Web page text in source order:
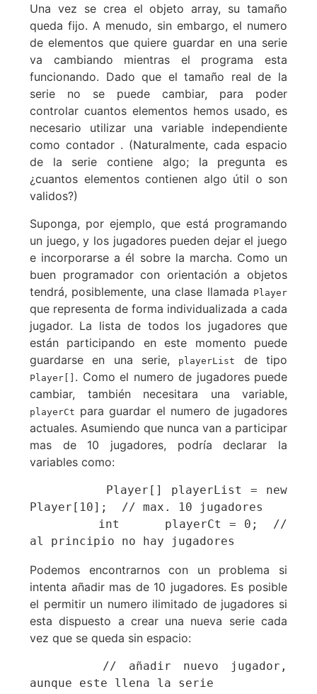
Una vez se crea el objeto array, su tamaño
queda fijo. A menudo, sin embargo, el numero
de elementos que quiere guardar en una serie
va cambiando mientras el programa esta
funcionando. Dado que el tamaño real de la
serie no se puede cambiar, para poder
controlar cuantos elementos hemos usado, es
necesario utilizar una variable independiente
como contador . (Naturalmente, cada espacio
de la serie contiene algo; la pregunta es
¿cuantos elementos contienen algo útil o son
validos?)
Suponga, por ejemplo, que está programando
un juego, y los jugadores pueden dejar el juego
e incorporarse a él sobre la marcha. Como un
buen programador con orientación a objetos
tendrá, posiblemente, una clase llamada Player
que representa de forma individualizada a cada
jugador. La lista de todos los jugadores que
están participando en este momento puede
guardarse en una serie,
playerList de tipo
Player[] . Como el numero de jugadores puede
cambiar, también necesitara una variable,
playerCt para guardar el numero de jugadores
actuales. Asumiendo que nunca van a participar
mas de 10 jugadores, podría declarar la
variables como:
Player[10];  // max. 10 jugadores
al principio no hay jugadores
Podemos encontrarnos con un problema si
intenta añadir mas de 10 jugadores. Es posible
el permitir un numero ilimitado de jugadores si
esta dispuesto a crear una nueva serie cada
vez que se queda sin espacio:
aunque este llena la serie